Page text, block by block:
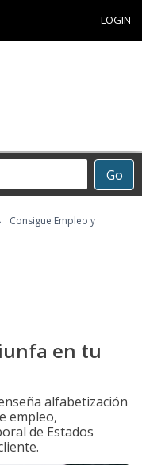
LOGIN
Go
Consigue Empleo y
en tu
alfabetización
empleo,
de Estados